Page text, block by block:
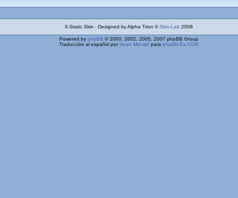
X-Static Skin - Designed by Alpha Trion ©Skin-Lab 2008
Powered by phpBB © 2000, 2002, 2005, 2007 phpBB Group
Traducción al español por Huan Manwë para phpBB-Es.COM